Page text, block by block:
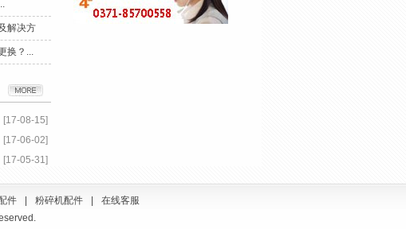
解决方
换？...
[17-08-15]
[17-06-02]
[17-05-31]
件 粉碎机配件
在线客服